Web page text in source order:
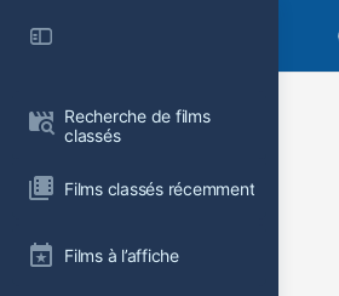
Recherche de films
classés
Films classés récemment
Films à l’affiche